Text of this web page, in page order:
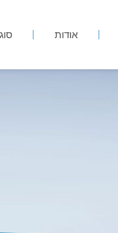
אודות